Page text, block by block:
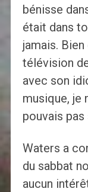
bénisse
était dans
jamais.
télévision
avec son
musique, je
pouvais
Waters a
du sabbat
aucun